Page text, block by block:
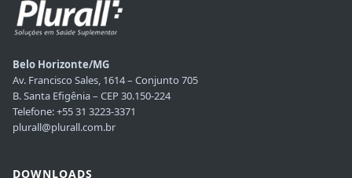
Belo Horizonte/MG
Av. Francisco Sales, 1614 – Conjunto 705
B. Santa Efigênia – CEP 30.150-224
Telefone: +55 31 3223-3371
plurall@plurall.com.br
DOWNLOADS